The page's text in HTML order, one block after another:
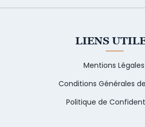
LIENS
Mentions Légales
Conditions Générales
Politique de